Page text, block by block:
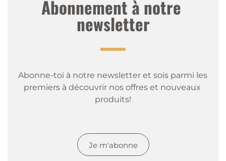
Abonnement à notre
newsletter
Abonne-toi à notre newsletter et sois parmi les
premiers à découvrir nos offres et nouveaux
produits!
Je m'abonne